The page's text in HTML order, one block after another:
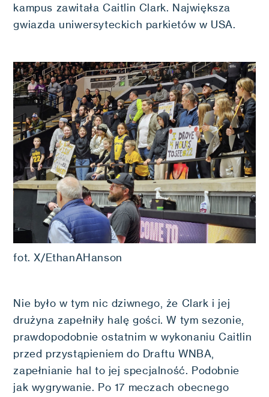
kampus zawitała Caitlin Clark. Największa
gwiazda uniwersyteckich parkietów w USA.
fot. X/EthanAHanson
Nie było w tym nic dziwnego, że Clark i jej
drużyna zapełniły halę gości. W tym sezonie,
prawdopodobnie ostatnim w wykonaniu Caitlin
przed przystąpieniem do Draftu WNBA,
zapełnianie hal to jej specjalność. Podobnie
jak wygrywanie. Po 17 meczach obecnego